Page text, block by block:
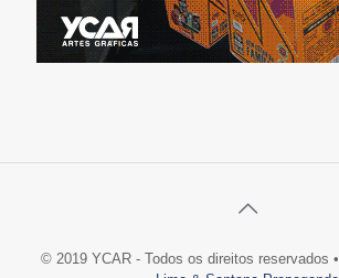
© 2019 YCAR - Todos os direitos reservados •